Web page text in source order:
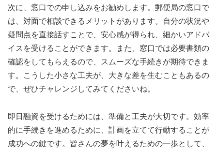
次に、窓口での申し込みをお勧めします。郵便局の窓口で
は、対面で相談できるメリットがあります。自分の状況や
疑問点を直接話すことで、安心感が得られ、細かいアドバ
イスを受けることができます。また、窓口では必要書類の
確認をしてもらえるので、スムーズな手続きが期待できま
す。こうした小さな工夫が、大きな差を生むこともあるの
で、ぜひチャレンジしてみてくださいね。
即日融資を受けるためには、準備と工夫が大切です。効率
的に手続きを進めるために、計画を立てて行動することが
成功への鍵です。皆さんの夢を叶えるための一歩として、